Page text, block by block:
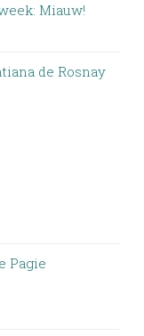
Miauw!
de Rosnay
Pagie